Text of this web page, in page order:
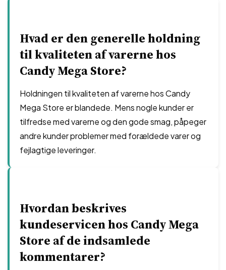
Hvad er den generelle holdning
til kvaliteten af varerne hos
Candy Mega Store?
Holdningen til kvaliteten af varerne hos Candy
Mega Store er blandede. Mens nogle kunder er
tilfredse med varerne og den gode smag, påpeger
andre kunder problemer med forældede varer og
fejlagtige leveringer.
Hvordan beskrives
kundeservicen hos Candy Mega
Store af de indsamlede
kommentarer?